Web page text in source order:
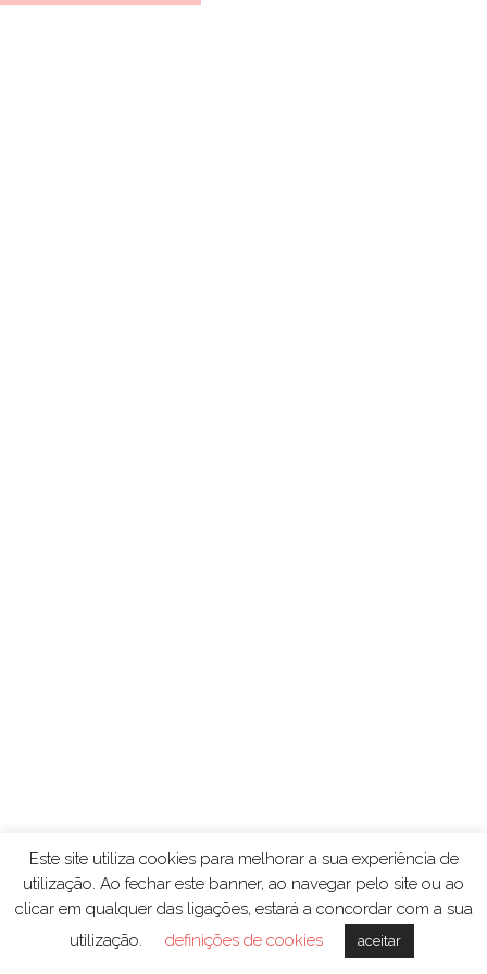
Este site utiliza cookies para melhorar a sua experiência de
utilização. Ao fechar este banner, ao navegar pelo site ou ao
clicar em qualquer das ligações, estará a concordar com a sua
utilização.
definições de cookies aceitar